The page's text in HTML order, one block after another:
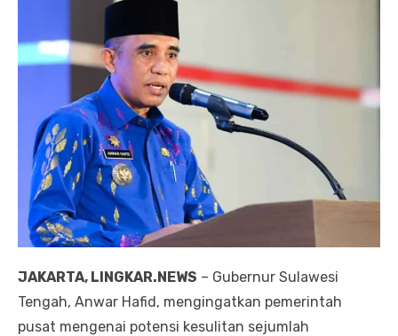
JAKARTA, LINGKAR.NEWS – Gubernur Sulawesi
Tengah, Anwar Hafid, mengingatkan pemerintah
pusat mengenai potensi kesulitan sejumlah